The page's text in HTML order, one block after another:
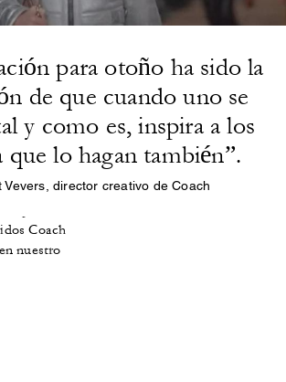
para otoño ha sido la
de que cuando uno se
y como es, inspira a los
que lo hagan también”.
director creativo de Coach
de
Coach
nuestro